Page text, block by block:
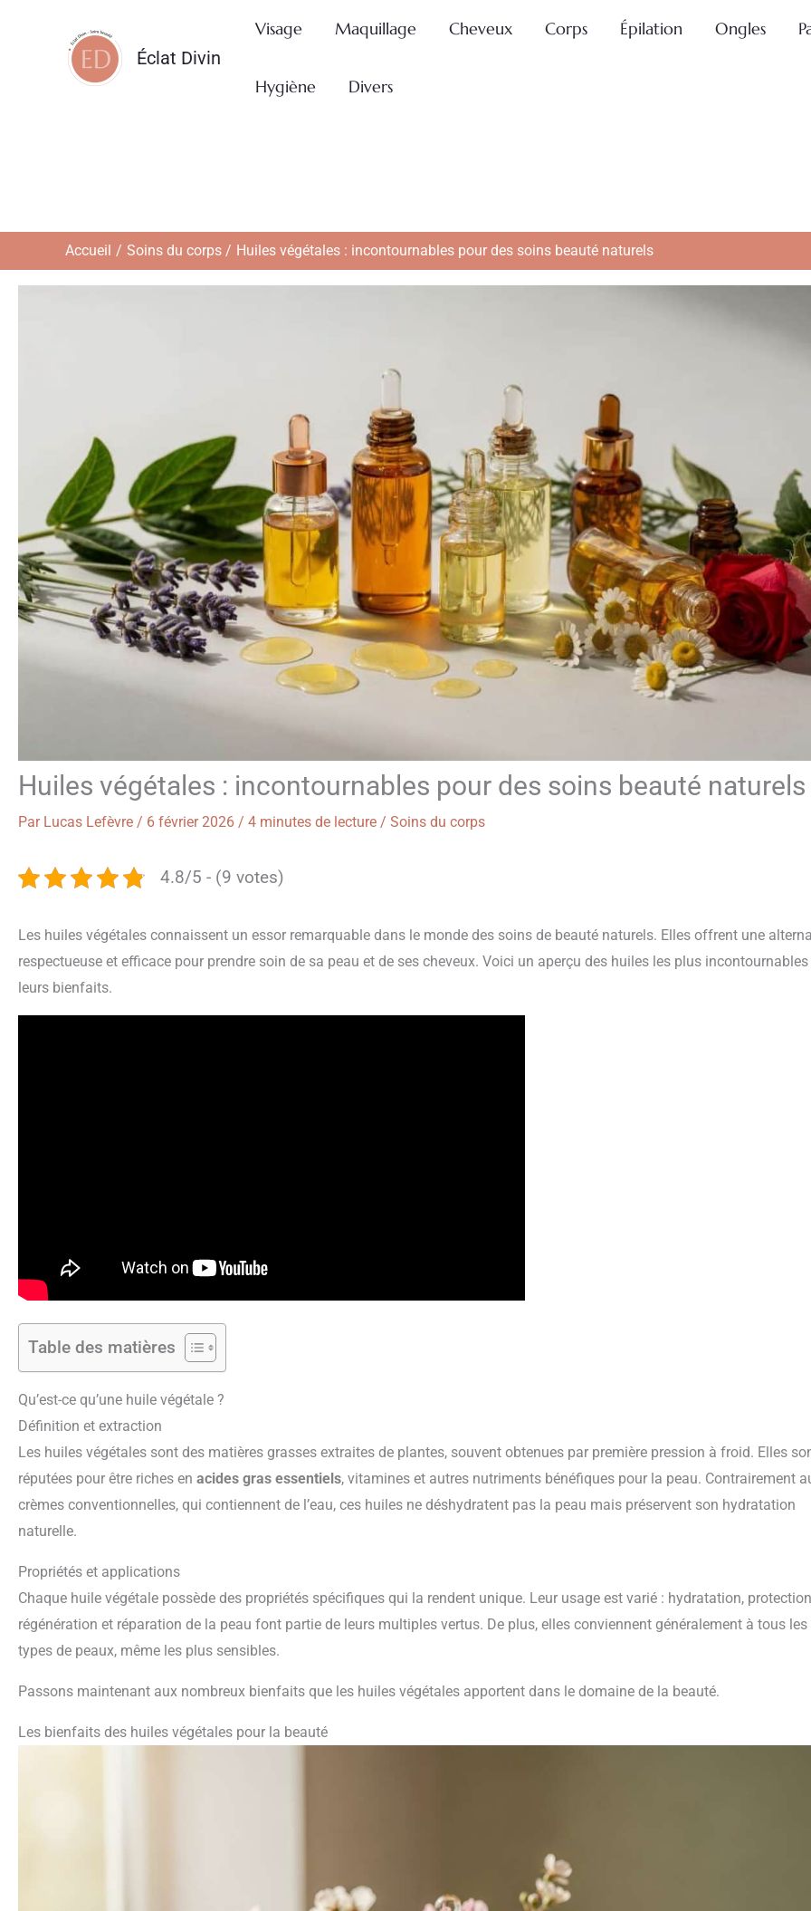
Éclat Divin
Visage Maquillage Cheveux Corps Épilation Ongles
Hygiène Divers
Accueil Soins du corps Huiles végétales : incontournables pour des soins beauté naturels
Huiles végétales : incontournables pour des soins beauté naturels
Par Lucas Lefèvre / 6 février 2026 / 4 minutes de lecture / Soins du corps
4.8/5 - (9 votes)
Les huiles végétales connaissent un essor remarquable dans le monde des soins de beauté naturels. Elles offrent une
respectueuse et efficace pour prendre soin de sa peau et de ses cheveux. Voici un aperçu des huiles les plus incontournables
leurs bienfaits.
Table des matières
Qu’est-ce qu’une huile végétale ?
Définition et extraction
Les huiles végétales sont des matières grasses extraites de plantes, souvent obtenues par première pression à froid. Elles
réputées pour être riches en acides gras essentiels, vitamines et autres nutriments bénéfiques pour la peau. Contrairement
crèmes conventionnelles, qui contiennent de l’eau, ces huiles ne déshydratent pas la peau mais préservent son hydratation
naturelle.
Propriétés et applications
Chaque huile végétale possède des propriétés spécifiques qui la rendent unique. Leur usage est varié : hydratation,
régénération et réparation de la peau font partie de leurs multiples vertus. De plus, elles conviennent généralement à tous les
types de peaux, même les plus sensibles.
Passons maintenant aux nombreux bienfaits que les huiles végétales apportent dans le domaine de la beauté.
Les bienfaits des huiles végétales pour la beauté